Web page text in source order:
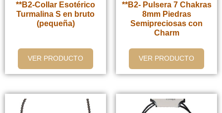
**B2-Collar Esotérico
Turmalina S en bruto
(pequeña)
VER PRODUCTO
**B2- Pulsera 7 Chakras
8mm Piedras
Semipreciosas con
Charm
VER PRODUCTO